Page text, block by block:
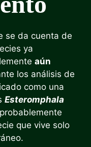
se da cuenta de
ya
aún
los análisis de
como una
Esteromphala
que vive solo